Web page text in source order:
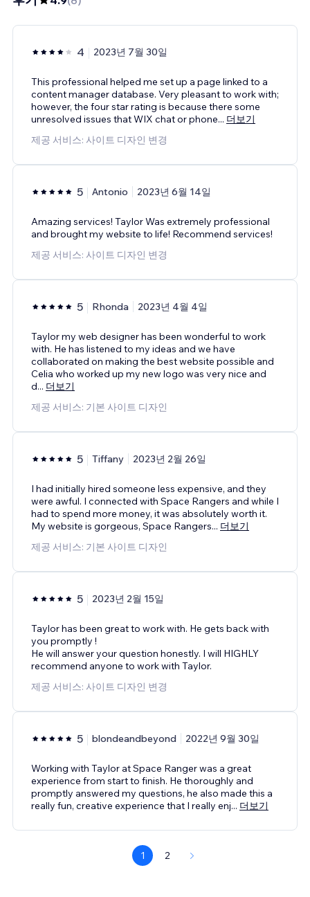
4 2023년 7월 30일
This professional helped me set up a page linked to a
content manager database. Very pleasant to work with;
however, the four star rating is because there some
unresolved issues that WIX chat or phone... 더보기
제공 서비스: 사이트 디자인 변경
5 Antonio 2023년 6월 14일
Amazing services! Taylor Was extremely professional
and brought my website to life! Recommend services!
제공 서비스: 사이트 디자인 변경
5 Rhonda 2023년 4월 4일
Taylor my web designer has been wonderful to work
with. He has listened to my ideas and we have
collaborated on making the best website possible and
Celia who worked up my new logo was very nice and
d... 더보기
제공 서비스: 기본 사이트 디자인
5 Tiffany 2023년 2월 26일
I had initially hired someone less expensive, and they
were awful. I connected with Space Rangers and while I
had to spend more money, it was absolutely worth it.
My website is gorgeous, Space Rangers... 더보기
제공 서비스: 기본 사이트 디자인
5 2023년 2월 15일
Taylor has been great to work with. He gets back with
you promptly !
He will answer your question honestly. I will HIGHLY
recommend anyone to work with Taylor.
제공 서비스: 사이트 디자인 변경
5 blondeandbeyond 2022년 9월 30일
Working with Taylor at Space Ranger was a great
experience from start to finish. He thoroughly and
promptly answered my questions, he also made this a
really fun, creative experience that I really enj... 더보기
1 2